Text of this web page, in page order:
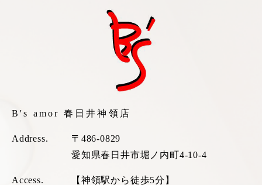
B's amor 春日井神領店
Address.
〒486-0829
愛知県春日井市堀ノ内町4-10-4
Access.
【神領駅から徒歩5分】